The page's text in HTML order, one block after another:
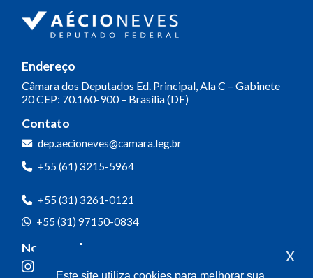
Endereço
Câmara dos Deputados Ed. Principal, Ala C – Gabinete
20CEP: 70.160-900 – Brasília (DF)
Contato
dep.aecioneves@camara.leg.br
+55 (61) 3215-5964
+55 (31) 3261-0121
+55 (31) 97150-0834
Nossas redes x